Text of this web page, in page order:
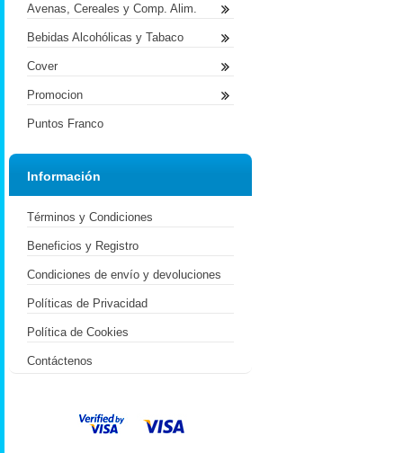
Avenas, Cereales y Comp. Alim.
Bebidas Alcohólicas y Tabaco
Cover
Promocion
Puntos Franco
Información
Términos y Condiciones
Beneficios y Registro
Condiciones de envío y devoluciones
Políticas de Privacidad
Política de Cookies
Contáctenos